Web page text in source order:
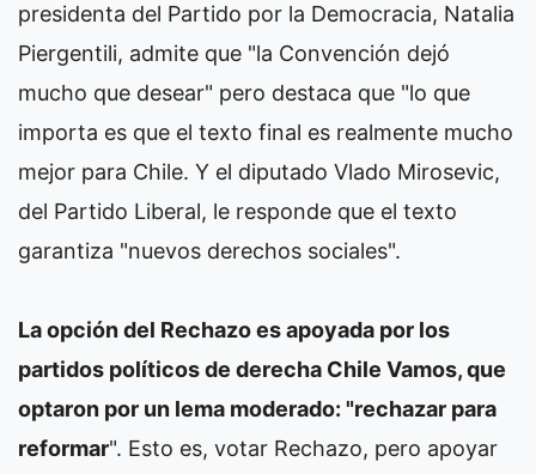
presidenta del Partido por la Democracia, Natalia
Piergentili, admite que "la Convención dejó
mucho que desear" pero destaca que "lo que
importa es que el texto final es realmente mucho
mejor para Chile. Y el diputado Vlado Mirosevic,
del Partido Liberal, le responde que el texto
garantiza "nuevos derechos sociales".
La opción del Rechazo es apoyada por los
partidos políticos de derecha Chile Vamos, que
optaron por un lema moderado: "rechazar para
reformar". Esto es, votar Rechazo, pero apoyar